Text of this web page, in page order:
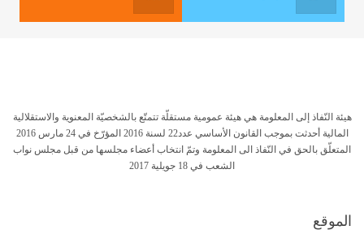
هيئة النّفاذ إلى المعلومة هي هيئة عمومية مستقلّة تتمتّع بالشخصيّة المعنوية والاستقلالية
المالية أحدثت بموجب القانون الأساسي عدد22 لسنة 2016 المؤرّخ في 24 مارس 2016
المتعلّق بالحق في النّفاذ الى المعلومة وتمّ انتخاب أعضاء مجلسها من قبل مجلس نواب
الشعب في 18 جويلية 2017
الموقع